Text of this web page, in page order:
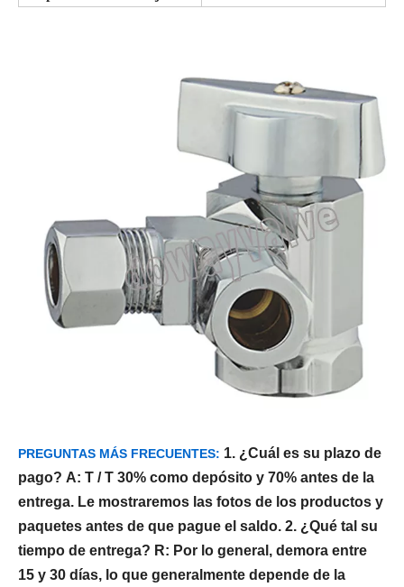
PREGUNTAS MÁS FRECUENTES: 1. ¿Cuál es su plazo de
pago? A: T / T 30% como depósito y 70% antes de la
entrega. Le mostraremos las fotos de los productos y
paquetes antes de que pague el saldo. 2. ¿Qué tal su
tiempo de entrega? R: Por lo general, demora entre
15 y 30 días, lo que generalmente depende de la